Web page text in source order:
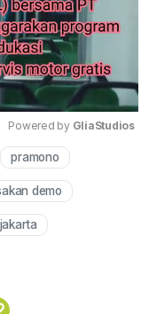
Powered by GliaStudios
pramono
demo